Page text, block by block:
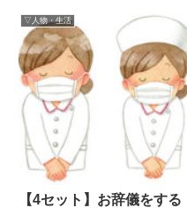
▽人物・生活
【4セット】お辞儀をする